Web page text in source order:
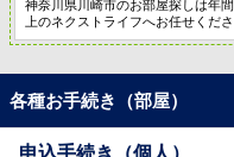
神奈川県川崎市のお部屋探しは年
上のネクストライフへお任せくださ
各種お手続き（部屋）
申込手続き（個人）